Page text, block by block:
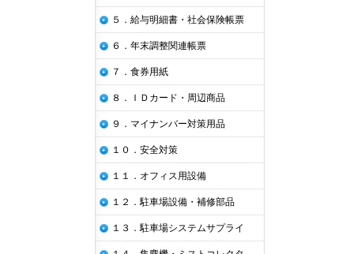
５．給与明細書・社会保険帳票
６．年末調整関連帳票
７．食券用紙
８．ＩＤカード・周辺商品
９．マイナンバー対策用品
１０．安全対策
１１．オフィス用設備
１２．駐車場設備・補修部品
１３．駐車場システムサプライ